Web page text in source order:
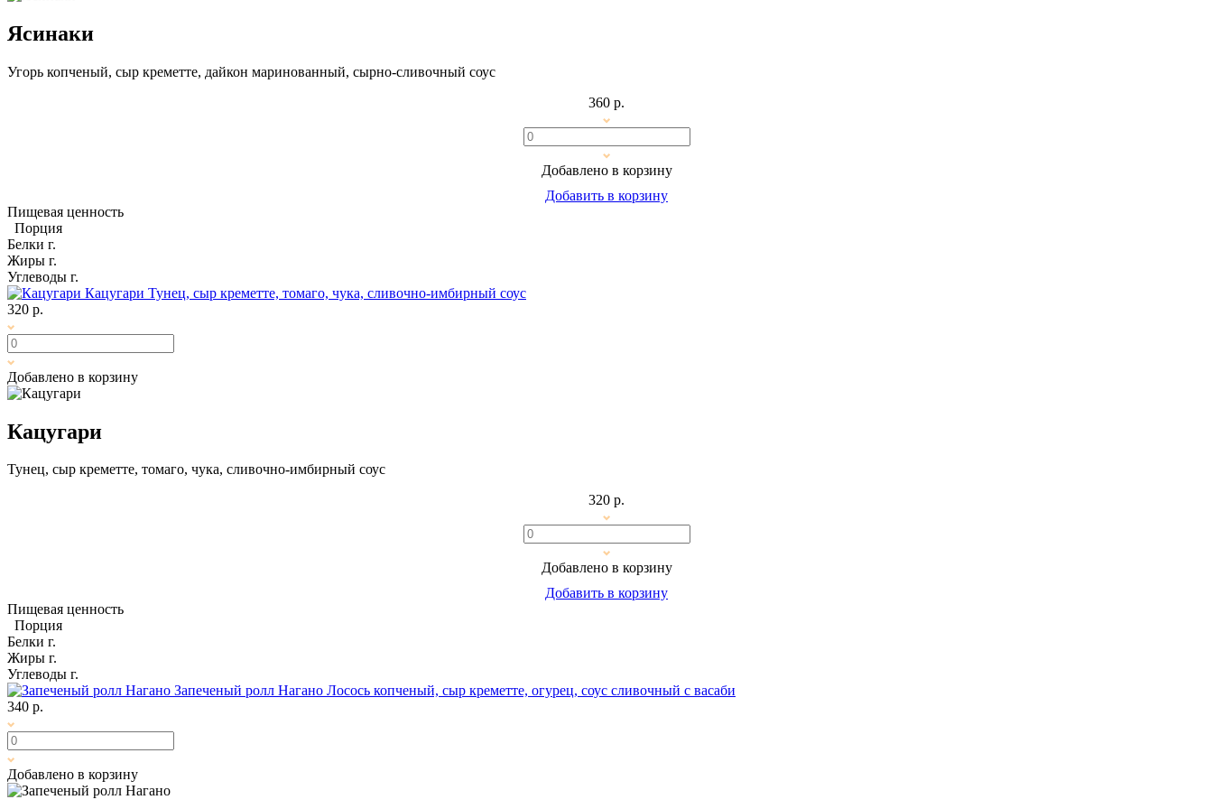
Ясинаки
Угорь копченый, сыр креметте, дайкон маринованный, сырно-сливочный соус
360 р.
Добавлено в корзину
Добавить в корзину
Пищевая ценность
Порция
Белки г.
Жиры г.
Углеводы г.
Кацугари Тунец, сыр креметте, томаго, чука, сливочно-имбирный соус
320 р.
Добавлено в корзину
Кацугари
Тунец, сыр креметте, томаго, чука, сливочно-имбирный соус
320 р.
Добавлено в корзину
Добавить в корзину
Пищевая ценность
Порция
Белки г.
Жиры г.
Углеводы г.
Запеченый ролл Нагано Лосось копченый, сыр креметте, огурец, соус сливочный с васаби
340 р.
Добавлено в корзину